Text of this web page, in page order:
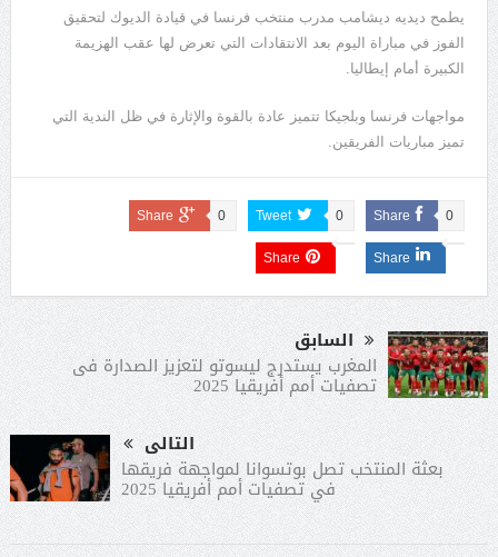
يطمح ديديه ديشامب مدرب منتخب فرنسا في قيادة الديوك لتحقيق
الفوز في مباراة اليوم بعد الانتقادات التي تعرض لها عقب الهزيمة
الكبيرة أمام إيطاليا.
مواجهات فرنسا وبلجيكا تتميز عادة بالقوة والإثارة في ظل الندية التي
تميز مباريات الفريقين.
Share 0
Tweet 0
Share 0
Share
Share
السابق
المغرب يستدرج ليسوتو لتعزيز الصدارة فى
تصفيات أمم أفريقيا 2025
التالى
بعثة المنتخب تصل بوتسوانا لمواجهة فريقها
في تصفيات أمم أفريقيا 2025